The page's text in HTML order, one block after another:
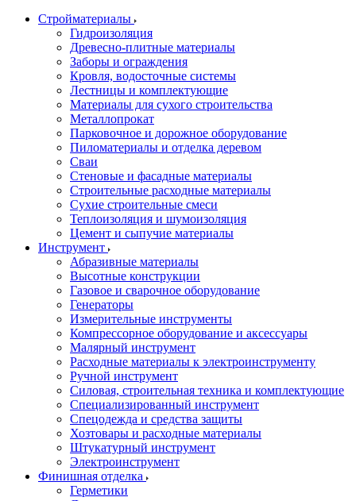
Стройматериалы
Гидроизоляция
Древесно-плитные материалы
Заборы и ограждения
Кровля, водосточные системы
Лестницы и комплектующие
Материалы для сухого строительства
Металлопрокат
Парковочное и дорожное оборудование
Пиломатериалы и отделка деревом
Сваи
Стеновые и фасадные материалы
Строительные расходные материалы
Сухие строительные смеси
Теплоизоляция и шумоизоляция
Цемент и сыпучие материалы
Инструмент
Абразивные материалы
Высотные конструкции
Газовое и сварочное оборудование
Генераторы
Измерительные инструменты
Компрессорное оборудование и аксессуары
Малярный инструмент
Расходные материалы к электроинструменту
Ручной инструмент
Силовая, строительная техника и комплектующие
Специализированный инструмент
Спецодежда и средства защиты
Хозтовары и расходные материалы
Штукатурный инструмент
Электроинструмент
Финишная отделка
Герметики